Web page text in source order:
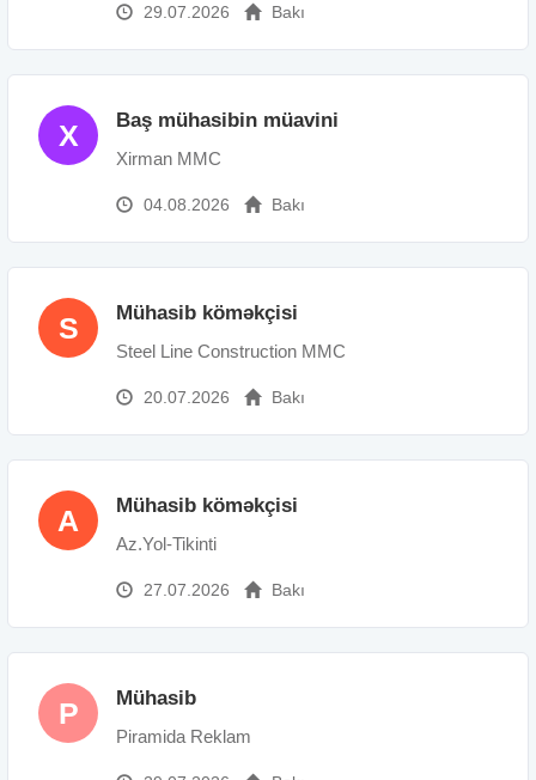
29.07.2026 Bakı
X Baş mühasibin müavini
Xirman MMC
04.08.2026 Bakı
S Mühasib köməkçisi
Steel Line Construction MMC
20.07.2026 Bakı
A Mühasib köməkçisi
Az.Yol-Tikinti
27.07.2026 Bakı
P Mühasib
Piramida Reklam